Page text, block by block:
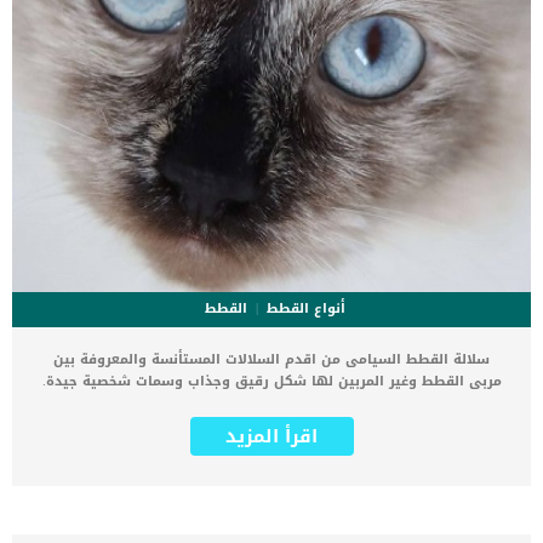
أنواع القطط
القطط
سلالة القطط السيامى من اقدم السلالات المستأنسة والمعروفة بين
مربى القطط وغير المربين لها شكل رقيق وجذاب وسمات شخصية جيدة.
يعتز بها وسط الملوك وكانت تهدى بين الامراء والملكات كهدية قيمة
وذو معنى, وكثيرا ما تشبهت الفتيات الرقيقات بالقطط السيامى. اقرأ
اقرأ المزيد